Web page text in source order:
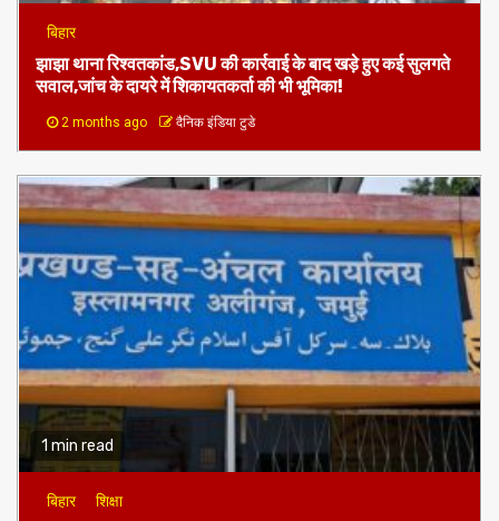
बिहार
झाझा थाना रिश्वतकांड,SVU की कार्रवाई के बाद खड़े हुए कई सुलगते
सवाल,जांच के दायरे में शिकायतकर्ता की भी भूमिका!
2 months ago दैनिक इंडिया टुडे
1 min read
बिहार शिक्षा